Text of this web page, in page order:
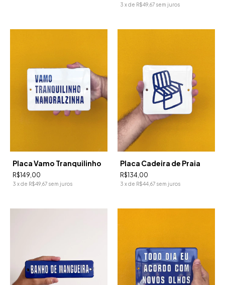
3 xde R$49,67 sem juros
Placa Vamo Tranquilinho
R$149,00
3 xde R$49,67 sem juros
Placa Cadeira de Praia
R$134,00
3 xde R$44,67 sem juros